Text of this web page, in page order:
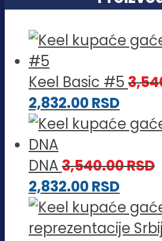
Keel Basic #5
2,832.00RSD
DNA3,540.00RSD
2,832.00RSD